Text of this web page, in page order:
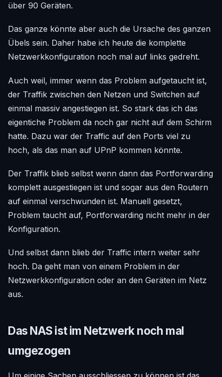
über 90 Geräten.
Das ganze könnte aber auch die Ursache des ganzen
Übels sein. Daher habe ich heute die komplette
Netzwerkkonfiguration noch mal auf links gedreht.
Auch weil, immer wenn das Problem aufgetaucht ist,
der Traffik zwischen den Netzen und Switchen auf
einmal massiv angestiegen ist. So stark das ich das
eigentiche Problem da noch gar nicht auf dem Schirm
hatte. Dazu war der Traffic auf den Ports viel zu
hoch, als das man auf UPnP kommen könnte.
Der Traffik blieb selbst wenn dann das Portforwarding
komplett ausgestiegen ist und sogar aus den Routern
auf einmal verschwunden ist. Manuell gesetzt,
Problem taucht auf, Portforwarding nicht mehr in der
Konfiguration.
Und selbst dann blieb der Traffic intern weiter sehr
hoch. Da geht man von einem Problem in der
Netzwerkkonfiguration oder an den Geräten im Netz
aus.
Das NAS ist im Netzwerk noch mal
umgezogen